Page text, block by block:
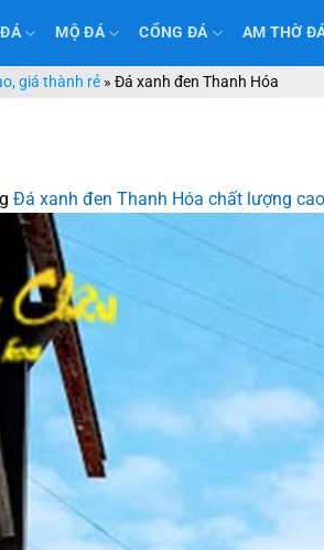
MỘ ĐÁ CỔNG ĐÁ AM THỜ
giá thành rẻ » Đá xanh đen Thanh Hóa
Đá xanh đen Thanh Hóa chất lượng